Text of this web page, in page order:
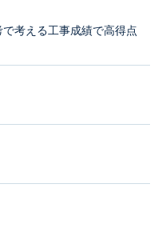
で考える工事成績で高得点